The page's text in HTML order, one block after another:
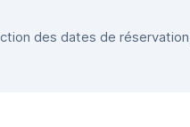
des dates de